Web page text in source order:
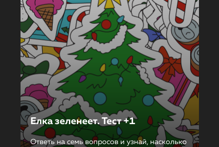
Елка зеленеет. Тест +1
Ответь на семь вопросов и узнай, насколько